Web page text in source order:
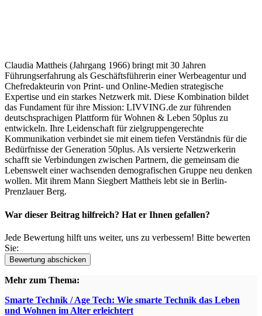
Claudia Mattheis (Jahrgang 1966) bringt mit 30 Jahren
Führungserfahrung als Geschäftsführerin einer Werbeagentur und
Chefredakteurin von Print- und Online-Medien strategische
Expertise und ein starkes Netzwerk mit. Diese Kombination bildet
das Fundament für ihre Mission: LIVVING.de zur führenden
deutschsprachigen Plattform für Wohnen & Leben 50plus zu
entwickeln. Ihre Leidenschaft für zielgruppengerechte
Kommunikation verbindet sie mit einem tiefen Verständnis für die
Bedürfnisse der Generation 50plus. Als versierte Netzwerkerin
schafft sie Verbindungen zwischen Partnern, die gemeinsam die
Lebenswelt einer wachsenden demografischen Gruppe neu denken
wollen. Mit ihrem Mann Siegbert Mattheis lebt sie in Berlin-
Prenzlauer Berg.
War dieser Beitrag hilfreich? Hat er Ihnen gefallen?
Jede Bewertung hilft uns weiter, uns zu verbessern! Bitte bewerten
Sie:
Mehr zum Thema:
Smarte Technik / Age Tech: Wie smarte Technik das Leben
und Wohnen im Alter erleichtert